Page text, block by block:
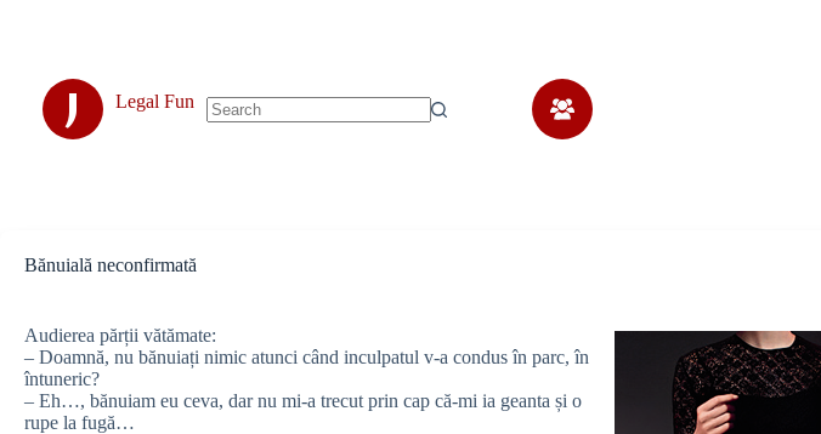
J
Legal Fun
Bănuială neconfirmată
Audierea părții vătămate:
– Doamnă, nu bănuiați nimic atunci când inculpatul v-a condus în parc, în
întuneric?
– Eh…, bănuiam eu ceva, dar nu mi-a trecut prin cap că-mi ia geanta și o
rupe la fugă…